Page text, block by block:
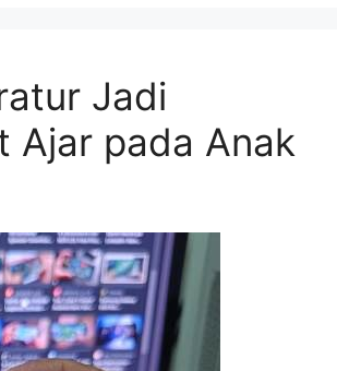
Jadi
Ajar pada Anak